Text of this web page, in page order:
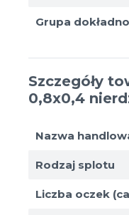
Grupa
Szczegóły
0,8x0,4
Nazwa
Rodzaj splotu
Liczba oczek